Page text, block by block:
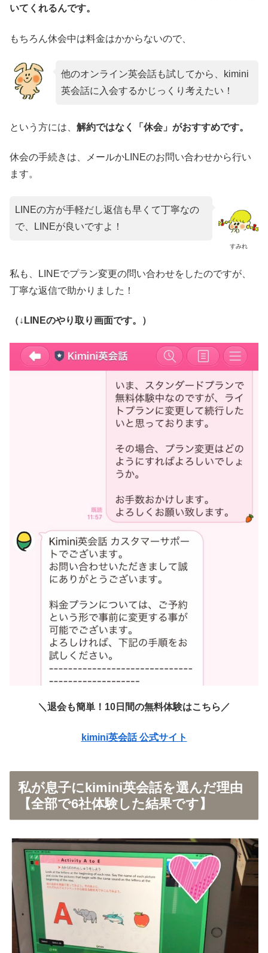
いてくれるんです。
もちろん休会中は料金はかからないので、
他のオンライン英会話も試してから、kimini
英会話に入会するかじっくり考えたい！
という方には、 解約ではなく「休会」がおすすめです。
休会の手続きは、メールかLINEのお問い合わせから行い
ます。
すみれ
LINEの方が手軽だし返信も早くて丁寧なの
で、LINEが良いですよ！
私も、LINEでプラン変更の問い合わせをしたのですが、
丁寧な返信で助かりました！
（↓LINEのやり取り画面です。）
＼退会も簡単！10日間の無料体験はこちら／
kimini英会話 公式サイト
私が息子にkimini英会話を選んだ理由
【全部で6社体験した結果です】